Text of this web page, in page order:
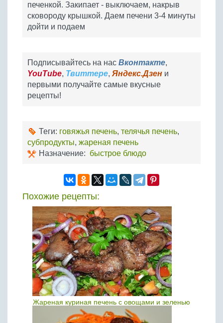
печенкой. Закипает - выключаем, накрыв
сковороду крышкой. Даем печени 3-4 минуты
дойти и подаем
Подписывайтесь на нас Вконтакте,
YouTube, Твиттере, Яндекс.Дзен и
первыми получайте самые вкусные
рецепты!
Теги: говяжья печень, телячья печень,
субпродукты, жареная печень
Назначение: быстрое блюдо
Похожие рецепты:
Жареная куриная печень с овощами и зеленью